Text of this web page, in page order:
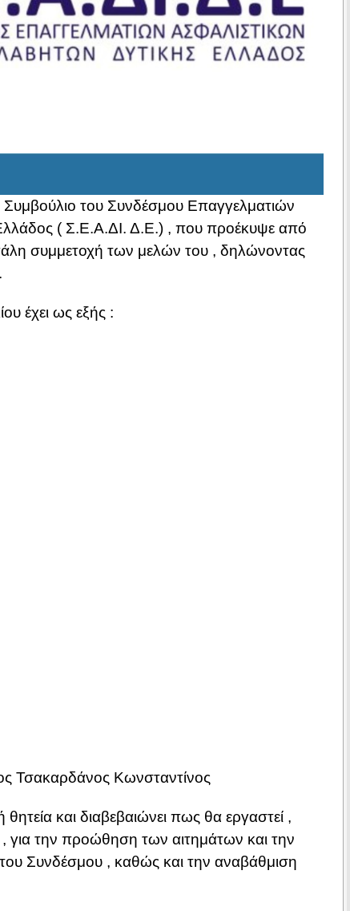
του Συνδέσμου Επαγγελματιών
( Σ.Ε.Α.ΔΙ. Δ.Ε.) , που προέκυψε από
συμμετοχή των μελών του , δηλώνοντας
έχει ως εξής :
Τσακαρδάνος Κωνσταντίνος
θητεία και διαβεβαιώνει πως θα εργαστεί ,
την προώθηση των αιτημάτων και την
Συνδέσμου , καθώς και την αναβάθμιση